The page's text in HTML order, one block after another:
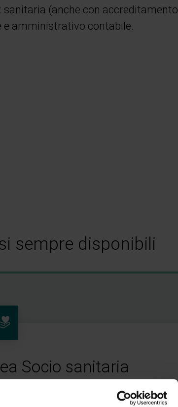
sanitaria (anche con accreditamento
e amministrativo contabile.
sempre disponibili
Socio sanitaria